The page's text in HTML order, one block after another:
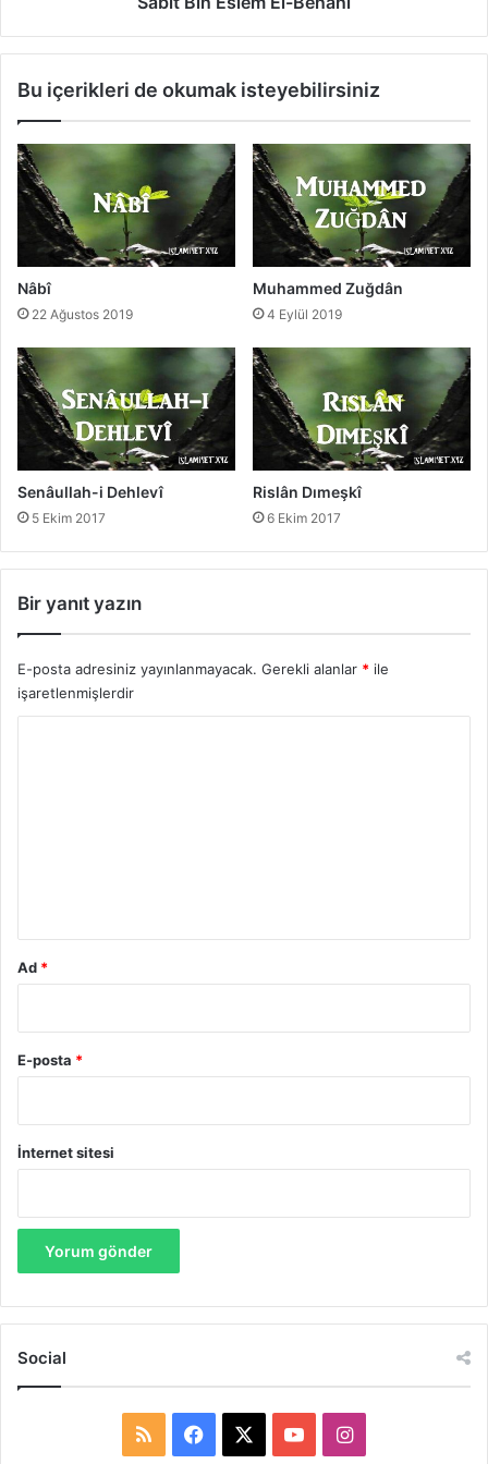
E
B
e
n
Bu içerikleri de okumak isteyebilirsiniz
Nâbî
22 Ağustos 2019
Muhammed Zuğdân
4 Eylül 2019
Senâullah-i Dehlevî
5 Ekim 2017
Rislân Dımeşkî
6 Ekim 2017
Bir yanıt yazın
E-posta adresiniz yayınlanmayacak. Gerekli alanlar * ile
işaretlenmişlerdir
Ad *
E-posta *
İnternet sitesi
Social
I